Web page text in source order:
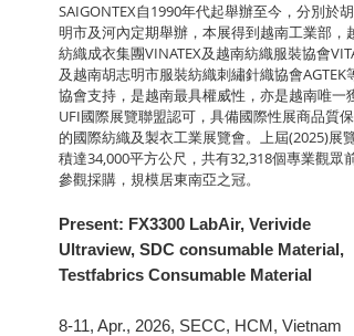
SAIGONTEX自1990年代起舉辦至今，分別於胡
明市及河內定期舉辦，本展得到越南工業部，越
紡織成衣集團VINATEX及越南紡織服裝協會
及越南胡志明市服裝紡織刺繡針織協會AGTEK
協會支持，是越南最具權威性，亦是越南唯一獲
UFI國際展覽聯盟認可，具備國際性展商品質保
的國際紡織及製衣工業展覽會。上屆(2025)展覽
積達34,000平方公尺，共有32,318個專業觀眾前
參觀採購，規模居東南亞之冠。
Present: FX3300 LabAir, Verivide
Ultraview, SDC consumable Material,
Testfabrics Consumable Material
8-11, Apr., 2026, SECC, HCM, Vietnam